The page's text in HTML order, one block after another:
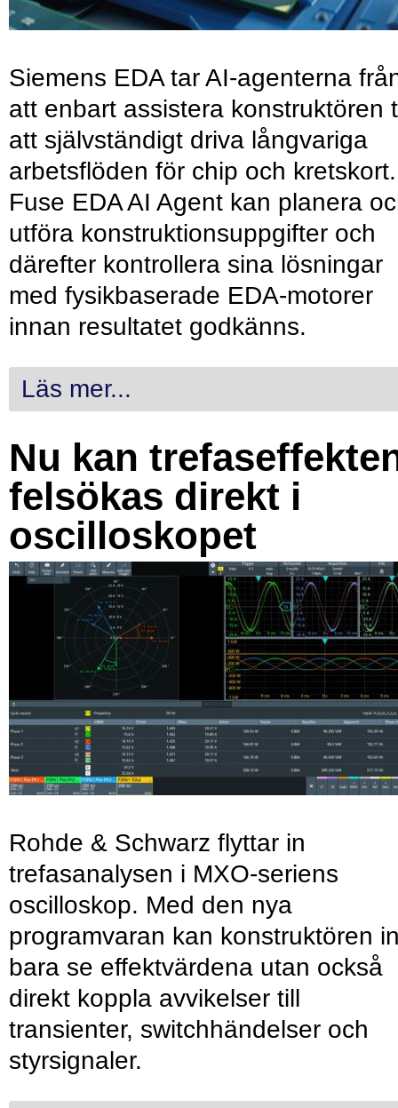
Siemens EDA tar AI-agenterna
att enbart assistera konstruktören
att självständigt driva långvariga
arbetsflöden för chip och kretskort.
Fuse EDA AI Agent kan planera
utföra konstruktionsuppgifter och
därefter kontrollera sina lösningar
med fysikbaserade EDA-motorer
innan resultatet godkänns.
Läs mer...
Nu kan
felsökas direkt i
oscilloskopet
Rohde & Schwarz flyttar in
trefasanalysen i MXO-seriens
oscilloskop. Med den nya
programvaran kan konstruktören
bara se effektvärdena utan också
direkt koppla avvikelser till
transienter, switchhändelser och
styrsignaler.